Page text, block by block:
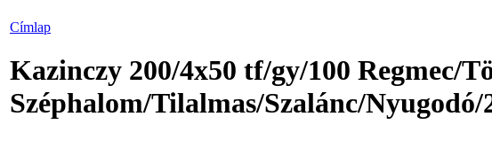
Címlap
Kazinczy 200/4x50 tf/gy/100 Regmec/
Széphalom/Tilalmas/Szalánc/Nyugodó/